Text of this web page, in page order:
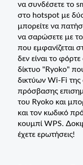
να συνδέσετε το
στο hotspot με
μπορείτε να
να σαρώσετε με
που εμφανίζεται
δεν είναι το
δίκτυο "Ryoko"
δικτύων Wi-Fi
πρόσβασης
του Ryoko και
και τον κωδικό
κουμπί WPS.
έχετε ερωτήσεις!